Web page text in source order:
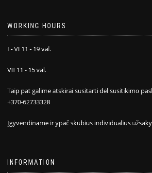
WORKING HOURS
I - VI 11 - 19 val.
VII 11 - 15 val.
Taip pat galime atskirai susitarti dėl susitikimo
+370-62733328
Įgyvendiname ir ypač skubius individualius
INFORMATION